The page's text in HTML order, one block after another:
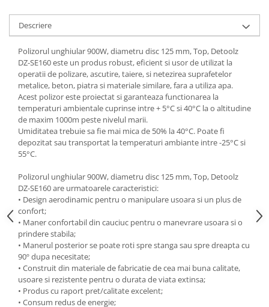
Zootehnie
Incubatoare, oparitoare si
deplumatoare
Echipamente pentru animale
Aparate de tuns animale
Piese si accesorii aparate de tuns
animale
Tarcuri animale
Semanatori
Masini batut stalpi si accesorii
Roabe & accesorii
Casute gradina si cutii depozitare
Mobilier gradina
Corturi, Prelate si plase de
umbrire
Lopeti zapada
Zdrobitoare si teascuri
Teascuri
Descriere
Polizorul unghiular 900W, diametru disc 125 mm, Top, Detoolz
DZ-SE160 este un produs robust, eficient si usor de utilizat la
operatii de polizare, ascutire, taiere, si netezirea suprafetelor
metalice, beton, piatra si materiale similare, fara a utiliza apa.
Acest polizor este proiectat si garanteaza functionarea la
temperaturi ambientale cuprinse intre + 5°C si 40°C la o altitudine
de maxim 1000m peste nivelul marii.
Umiditatea trebuie sa fie mai mica de 50% la 40°C. Poate fi
depozitat sau transportat la temperaturi ambiante intre -25°C si
55°C.
Polizorul unghiular 900W, diametru disc 125 mm, Top, Detoolz
DZ-SE160 are urmatoarele caracteristici:
• Design aerodinamic pentru o manipulare usoara si un plus de
confort;
• Maner confortabil din cauciuc pentru o manevrare usoara si o
prindere stabila;
• Manerul posterior se poate roti spre stanga sau spre dreapta cu
90º dupa necesitate;
• Construit din materiale de fabricatie de cea mai buna calitate,
usoare si rezistente pentru o durata de viata extinsa;
• Produs cu raport pret/calitate excelent;
• Consum redus de energie;